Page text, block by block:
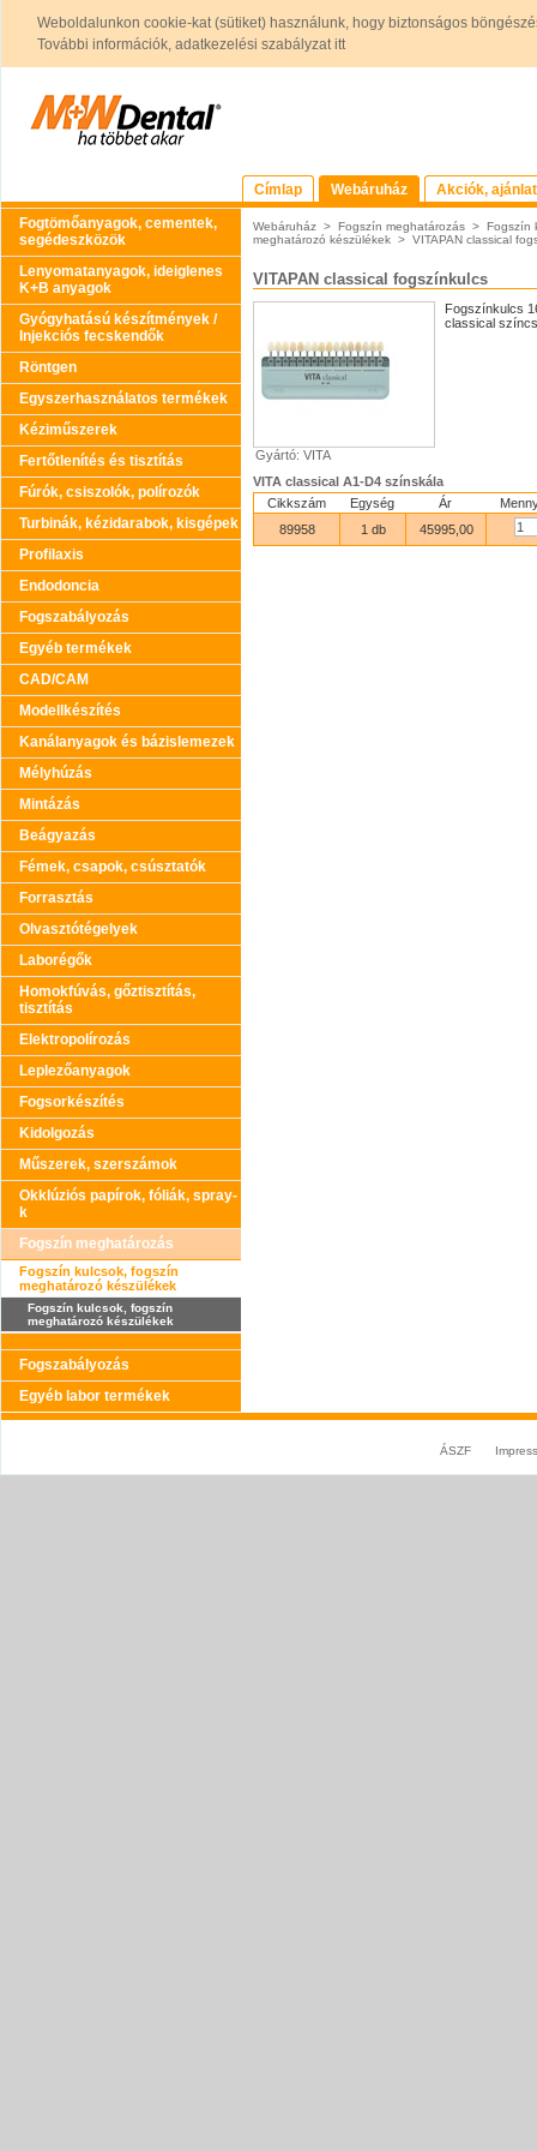
Weboldalunkon cookie-kat (sütiket) használunk, hogy biztonságos
További információk, adatkezelési szabályzat itt
Címlap Webáruház
Akciók,
Fogtömőanyagok, cementek,
segédeszközök
Lenyomatanyagok, ideiglenes
K+B anyagok
Gyógyhatású készítmények /
Injekciós fecskendők
Röntgen
Egyszerhasználatos termékek
Kéziműszerek
Fertőtlenítés és tisztítás
Fúrók, csiszolók, polírozók
Turbinák, kézidarabok, kisgépek
Profilaxis
Endodoncia
Fogszabályozás
Egyéb termékek
CAD/CAM
Modellkészítés
Kanálanyagok és bázislemezek
Mélyhúzás
Mintázás
Beágyazás
Fémek, csapok, csúsztatók
Forrasztás
Olvasztótégelyek
Laborégők
Homokfúvás, gőztisztítás,
tisztítás
Elektropolírozás
Leplezőanyagok
Fogsorkészítés
Kidolgozás
Műszerek, szerszámok
Okklúziós papírok, fóliák, spray-
k
Fogszín meghatározás
Fogszín kulcsok, fogszín
meghatározó készülékek
Fogszín kulcsok, fogszín
meghatározó készülékek
Fogszabályozás
Egyéb labor termékek
Webáruház > Fogszín meghatározás > Fogszín
meghatározó készülékek > VITAPAN classical
VITAPAN classical fogszínkulcs
Gyártó: VITA
Fogszínkulcs
classical
VITA classical A1-D4 színskála
Cikkszám
Egység Ár
89958
1 db 45995,00
ÁSZF